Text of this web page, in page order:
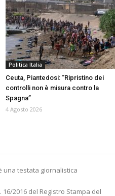
Politica Italia
Ceuta, Piantedosi: “Ripristino dei
controlli non è misura contro la
Spagna”
4 Agosto 2026
una testata giornalistica
16/2016 del Registro Stampa del